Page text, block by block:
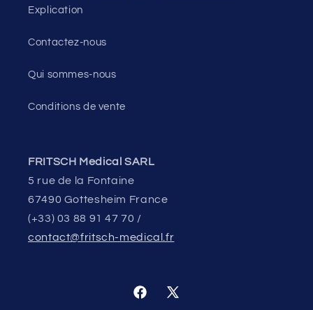
Explication
Contactez-nous
Qui sommes-nous
Conditions de vente
FRITSCH Medical SARL
5 rue de la Fontaine
67490 Gottesheim France
(+33) 03 88 91 47 70 /
contact@fritsch-medical.fr
Facebook
X